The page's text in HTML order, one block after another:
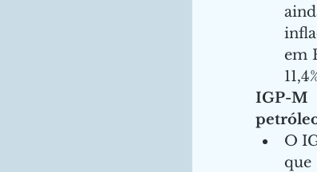
em
IGP-M
O
que